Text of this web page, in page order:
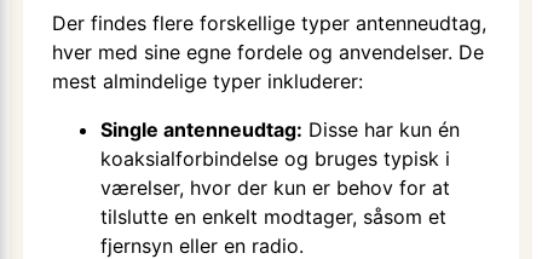
Der findes flere forskellige typer antenneudtag,
hver med sine egne fordele og anvendelser. De
mest almindelige typer inkluderer:
Single antenneudtag: Disse har kun én
koaksialforbindelse og bruges typisk i
værelser, hvor der kun er behov for at
tilslutte en enkelt modtager, såsom et
fjernsyn eller en radio.